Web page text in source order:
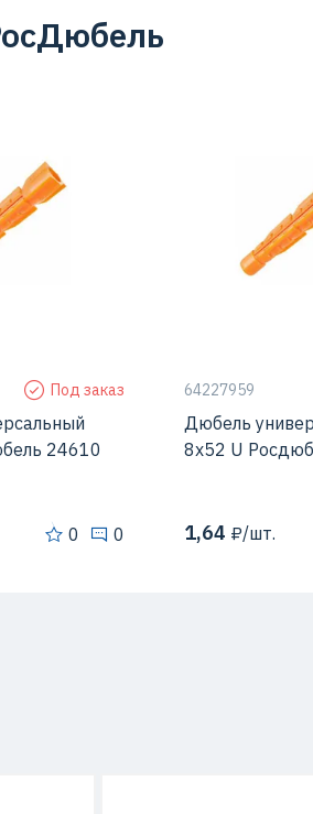
Под заказ
24610
0 0
Диаметр
Исполнение
64227959
Дюбель
8х52 U
1,64 ₽/шт.